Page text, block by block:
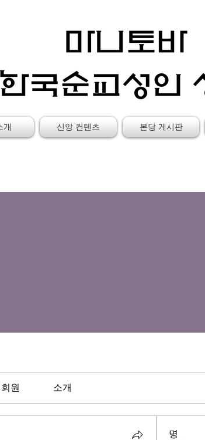
개 신앙 컨텐츠 본당 게시판
회원 소개
명